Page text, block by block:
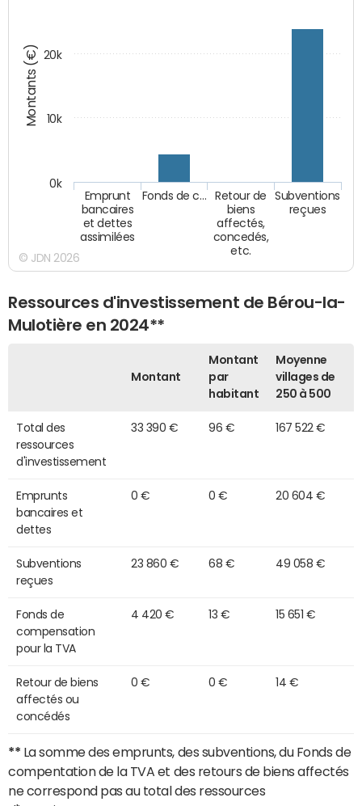
Montants (€)
Emprunt
bancaires
et dettes
assimilées
Fonds de c…
Retour de
biens
affectés,
concedés,
etc.
Subventions
reçues
0k
10k
20k
© JDN 2026
Ressources d'investissement de Bérou-la-
Mulotière en 2024**
Montant
Montant
par
habitant
Moyenne
villages de
250 à 500
Total des
ressources
d'investissement
33 390 € 96 € 167 522 €
Emprunts
bancaires et
dettes
0 € 0 € 20 604 €
Subventions
reçues
23 860 € 68 € 49 058 €
Fonds de
compensation
pour la TVA
4 420 € 13 € 15 651 €
Retour de biens
affectés ou
concédés
0 € 0 € 14 €
** La somme des emprunts, des subventions, du Fonds de
compentation de la TVA et des retours de biens affectés
ne correspond pas au total des ressources